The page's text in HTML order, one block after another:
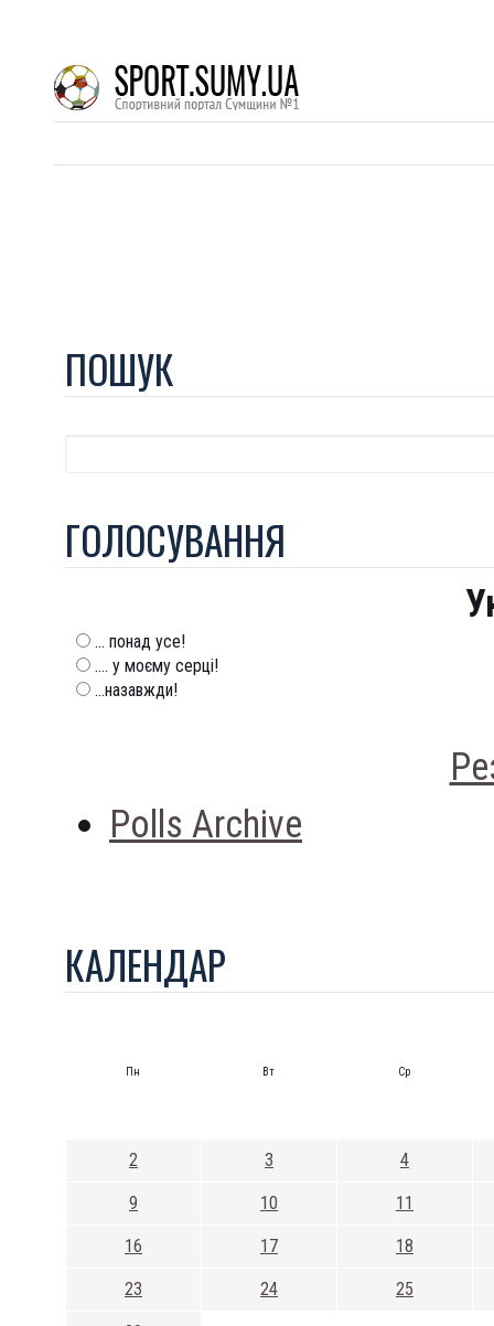
ПОШУК
ГОЛОСУВАННЯ
... понад усе!
.... у моєму серці!
...назавжди!
Polls Archive
КАЛЕНДАР
Пн Вт Ср
2 3 4
9 10 11
16 17 18
23 24 25